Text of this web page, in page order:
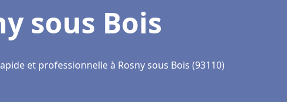
sous Bois
et professionnelle à Rosny sous Bois (93110)